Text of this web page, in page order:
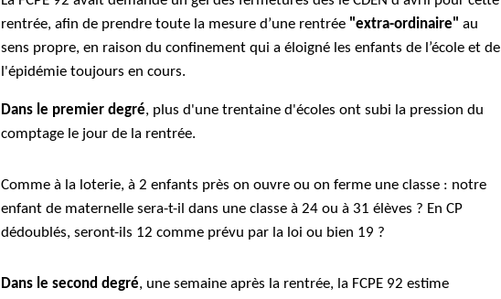
rentrée, afin de prendre toute la mesure d’une rentrée "extra-ordinaire" au
sens propre, en raison du confinement qui a éloigné les enfants de l’école et de
l'épidémie toujours en cours.
Dans le premier degré, plus d'une trentaine d'écoles ont subi la pression du
comptage le jour de la rentrée.
Comme à la loterie, à 2 enfants près on ouvre ou on ferme une classe : notre
enfant de maternelle sera-t-il dans une classe à 24 ou à 31 élèves ? En CP
dédoublés, seront-ils 12 comme prévu par la loi ou bien 19 ?
Dans le second degré, une semaine après la rentrée, la FCPE 92 estime